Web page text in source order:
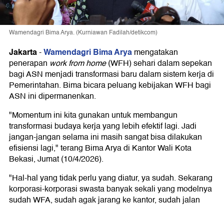
Wamendagri Bima Arya. (Kurniawan Fadilah/detikcom)
Jakarta-Wamendagri Bima Aryamengatakan
penerapan work from home(WFH) sehari dalam sepekan
bagi ASN menjadi transformasi baru dalam sistem kerja di
Pemerintahan. Bima bicara peluang kebijakan WFH bagi
ASN ini dipermanenkan.
"Momentum ini kita gunakan untuk membangun
transformasi budaya kerja yang lebih efektif lagi. Jadi
jangan-jangan selama ini masih sangat bisa dilakukan
efisiensi lagi," terang Bima Arya di Kantor Wali Kota
Bekasi, Jumat (10/4/2026).
"Hal-hal yang tidak perlu yang diatur, ya sudah. Sekarang
korporasi-korporasi swasta banyak sekali yang modelnya
sudah WFA, sudah agak jarang ke kantor, sudah jalan